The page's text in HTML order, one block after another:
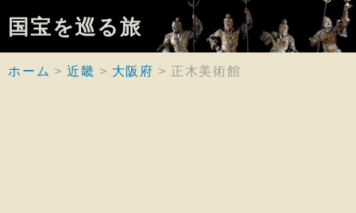
国宝を巡る旅
ホーム 近畿 大阪府 正木美術館